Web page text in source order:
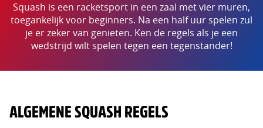
Squash is een racketsport in een zaal met vier muren,
toegankelijk voor beginners. Na een half uur spelen zul
je er zeker van genieten. Ken de regels als je een
wedstrijd wilt spelen tegen een tegenstander!
ALGEMENE SQUASH REGELS